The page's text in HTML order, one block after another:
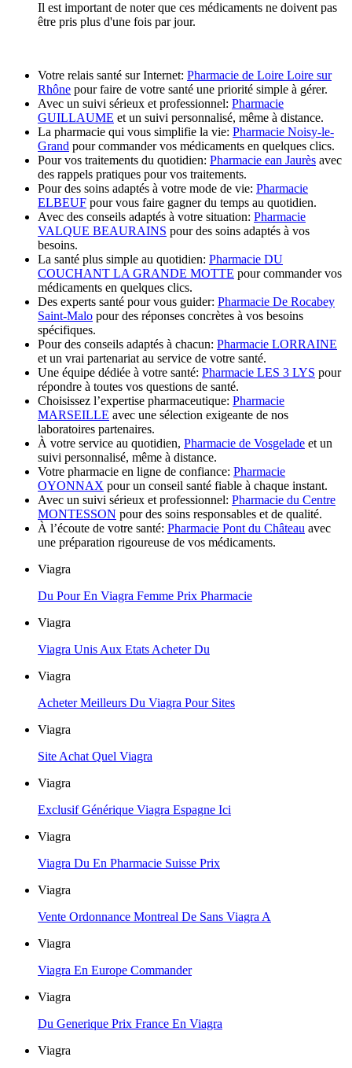
Il est important de noter que ces médicaments ne doivent pas
être pris plus d'une fois par jour.
Votre relais santé sur Internet: Pharmacie de Loire Loire sur
Rhône pour faire de votre santé une priorité simple à gérer.
Avec un suivi sérieux et professionnel: Pharmacie
GUILLAUME et un suivi personnalisé, même à distance.
La pharmacie qui vous simplifie la vie: Pharmacie Noisy-le-
Grand pour commander vos médicaments en quelques clics.
Pour vos traitements du quotidien: Pharmacie ean Jaurès avec
des rappels pratiques pour vos traitements.
Pour des soins adaptés à votre mode de vie: Pharmacie
ELBEUF pour vous faire gagner du temps au quotidien.
Avec des conseils adaptés à votre situation: Pharmacie
VALQUE BEAURAINS pour des soins adaptés à vos
besoins.
La santé plus simple au quotidien: Pharmacie DU
COUCHANT LA GRANDE MOTTE pour commander vos
médicaments en quelques clics.
Des experts santé pour vous guider: Pharmacie De Rocabey
Saint-Malo pour des réponses concrètes à vos besoins
spécifiques.
Pour des conseils adaptés à chacun: Pharmacie LORRAINE
et un vrai partenariat au service de votre santé.
Une équipe dédiée à votre santé: Pharmacie LES 3 LYS pour
répondre à toutes vos questions de santé.
Choisissez l’expertise pharmaceutique: Pharmacie
MARSEILLE avec une sélection exigeante de nos
laboratoires partenaires.
À votre service au quotidien, Pharmacie de Vosgelade et un
suivi personnalisé, même à distance.
Votre pharmacie en ligne de confiance: Pharmacie
OYONNAX pour un conseil santé fiable à chaque instant.
Avec un suivi sérieux et professionnel: Pharmacie du Centre
MONTESSON pour des soins responsables et de qualité.
À l’écoute de votre santé: Pharmacie Pont du Château avec
une préparation rigoureuse de vos médicaments.
Viagra
Du Pour En Viagra Femme Prix Pharmacie
Viagra
Viagra Unis Aux Etats Acheter Du
Viagra
Acheter Meilleurs Du Viagra Pour Sites
Viagra
Site Achat Quel Viagra
Viagra
Exclusif Générique Viagra Espagne Ici
Viagra
Viagra Du En Pharmacie Suisse Prix
Viagra
Vente Ordonnance Montreal De Sans Viagra A
Viagra
Viagra En Europe Commander
Viagra
Du Generique Prix France En Viagra
Viagra